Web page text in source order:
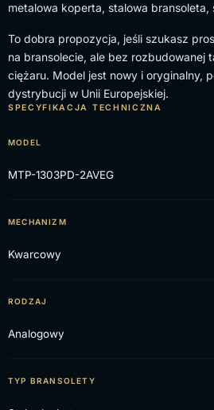
metalowa koperta, stalowa bransoleta,
To dobra propozycja, jeśli szukasz
na bransolecie, ale bez rozbudowanej
ciężaru. Model jest nowy i oryginalny,
dystrybucji w Unii Europejskiej.
SPECYFIKACJA TECHNICZNA
MODEL
MTP-1303PD-2AVEG
MECHANIZM
Kwarcowy
RODZAJ
Analogowy
TYP BRANSOLETY